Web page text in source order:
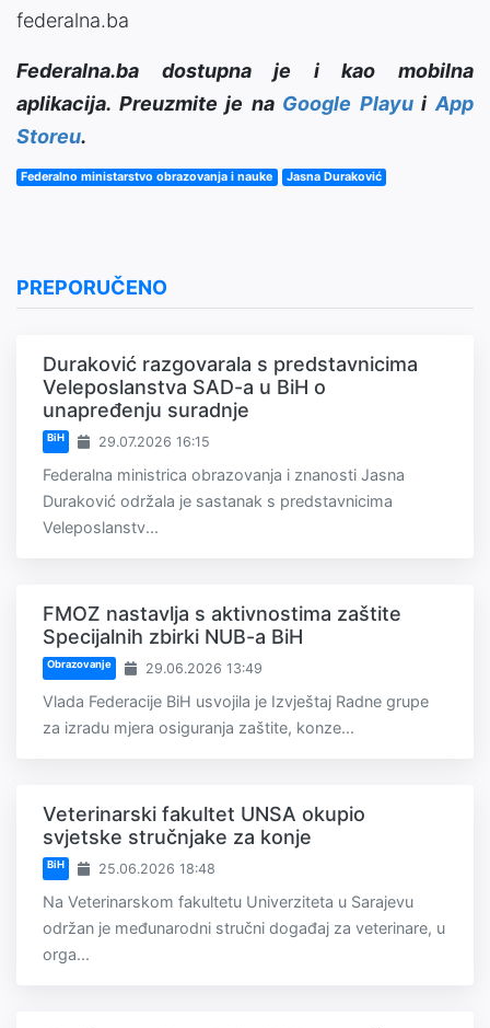
federalna.ba
Federalna.ba dostupna je i kao mobilna
aplikacija. Preuzmite je na Google PlayuiApp
Storeu.
Federalno ministarstvo obrazovanja i nauke Jasna Duraković
PREPORUČENO
Duraković razgovarala s predstavnicima
Veleposlanstva SAD-a u BiH o
unapređenju suradnje
BiH 29.07.2026 16:15
Federalna ministrica obrazovanja i znanosti Jasna
Duraković održala je sastanak s predstavnicima
Veleposlanstv...
FMOZ nastavlja s aktivnostima zaštite
Specijalnih zbirki NUB-a BiH
Obrazovanje 29.06.2026 13:49
Vlada Federacije BiH usvojila je Izvještaj Radne grupe
za izradu mjera osiguranja zaštite, konze...
Veterinarski fakultet UNSA okupio
svjetske stručnjake za konje
BiH 25.06.2026 18:48
Na Veterinarskom fakultetu Univerziteta u Sarajevu
održan je međunarodni stručni događaj za veterinare, u
orga...